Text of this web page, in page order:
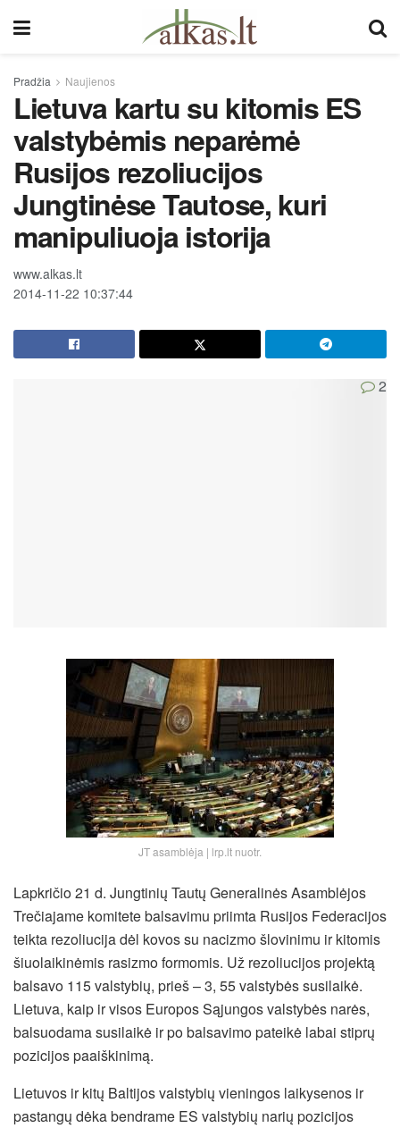
Pradžia Naujienos
Lietuva kartu su kitomis ES
valstybėmis neparėmė
Rusijos rezoliucijos
Jungtinėse Tautose, kuri
manipuliuoja istorija
www.alkas.lt
2014-11-22 10:37:44
2
JT asamblėja | lrp.lt nuotr.
Lapkričio 21 d. Jungtinių Tautų Generalinės Asamblėjos
Trečiajame komitete balsavimu priimta Rusijos Federacijos
teikta rezoliucija dėl kovos su nacizmo šlovinimu ir kitomis
šiuolaikinėmis rasizmo formomis. Už rezoliucijos projektą
balsavo 115 valstybių, prieš – 3, 55 valstybės susilaikė.
Lietuva, kaip ir visos Europos Sąjungos valstybės narės,
balsuodama susilaikė ir po balsavimo pateikė labai stiprų
pozicijos paaiškinimą.
Lietuvos ir kitų Baltijos valstybių vieningos laikysenos ir
pastangų dėka bendrame ES valstybių narių pozicijos